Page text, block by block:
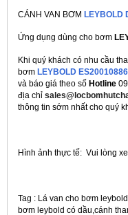
CÁNH VAN BƠM LEYBOLD
Ứng dụng dùng cho bơm
Khi quý khách có nhu cầu
bơm LEYBOLD ES20010886
và báo giá theo số Hotline
địa chỉ
thông tin sớm nhất cho quý
Hình ảnh thực tế: Vui lòng
Tag : Lá van cho bơm
bơm leybold có dầu,cánh